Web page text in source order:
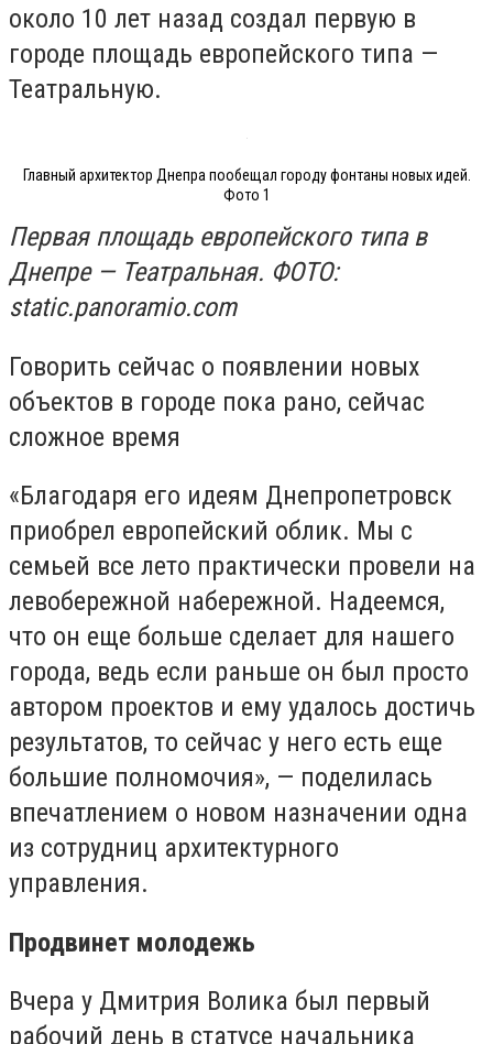
около 10 лет назад создал первую в
городе площадь европейского типа —
Театральную.
Главный архитектор Днепра пообещал городу фонтаны новых идей.
Фото 1
Первая площадь европейского типа в
Днепре — Театральная. ФОТО:
static.panoramio.com
Говорить сейчас о появлении новых
объектов в городе пока рано, сейчас
сложное время
«Благодаря его идеям Днепропетровск
приобрел европейский облик. Мы с
семьей все лето практически провели на
левобережной набережной. Надеемся,
что он еще больше сделает для нашего
города, ведь если раньше он был просто
автором проектов и ему удалось достичь
результатов, то сейчас у него есть еще
большие полномочия», — поделилась
впечатлением о новом назначении одна
из сотрудниц архитектурного
управления.
Продвинет молодежь
Вчера у Дмитрия Волика был первый
рабочий день в статусе начальника